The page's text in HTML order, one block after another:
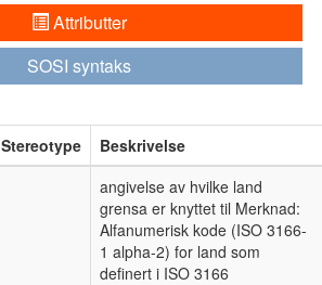
Attributter
SOSI syntaks
Stereotype
Beskrivelse
angivelse av hvilke land
grensa er knyttet til Merknad:
Alfanumerisk kode (ISO 3166-
1 alpha-2) for land som
definert i ISO 3166